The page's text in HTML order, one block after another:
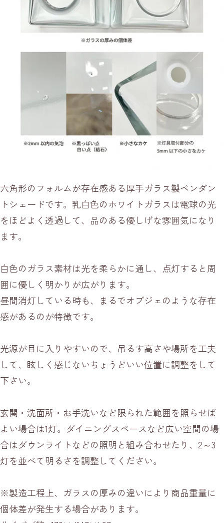
六角形のフォルムが存在感ある厚手ガラス製ペンダン
トシェードです。乳白色のホワイトガラスは電球の光
をほどよく透過して、品のある優しげな雰囲気になり
ます。
白色のガラス素材は光を柔らかに通し、点灯すると周
囲に優しく明かりが広がります。
昼間消灯している時も、まるでオブジェのような存在
感があるのが特徴です。
光源が目に入りやすいので、吊るす高さや場所を工夫
して、眩しく感じないちょうどいい位置に調整をして
下さい。
玄関・洗面所・お手洗いなど限られた範囲を照らせば
よい場合は1灯。ダイニングスペースなど広い空間の場
合はダウンライトなどの照明と組み合わせたり、2～3
灯を並べて明るさを調整してください。
※製造工程上、ガラスの厚みの違いにより商品重量に
個体差が発生する場合があります。